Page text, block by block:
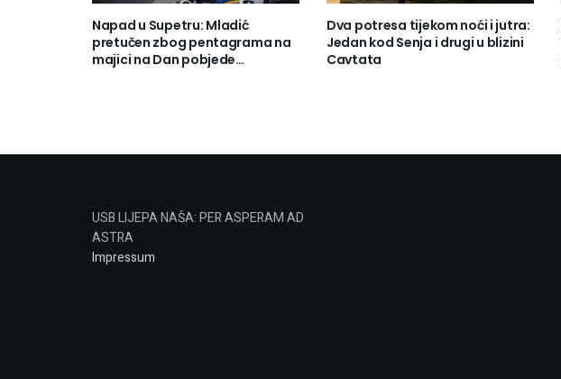
Napad u Supetru: Mladić
pretučen zbog pentagrama na
majici na Dan pobjede…
Dva potresa tijekom noći i jutra:
Jedan kod Senja i drugi u blizini
Cavtata
USB LIJEPA NAŠA: PER ASPERAM AD
ASTRA
Impressum